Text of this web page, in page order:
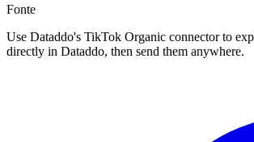
Fonte
Use Dataddo's TikTok Organic connector to
directly in Dataddo, then send them anywhere.